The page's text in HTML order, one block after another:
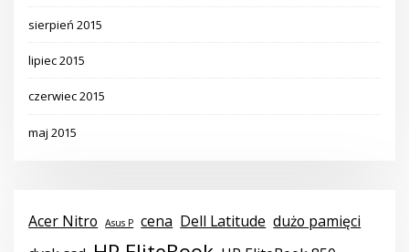
sierpień 2015
lipiec 2015
czerwiec 2015
maj 2015
Acer Nitro Asus P cena Dell Latitude dużo pamięci